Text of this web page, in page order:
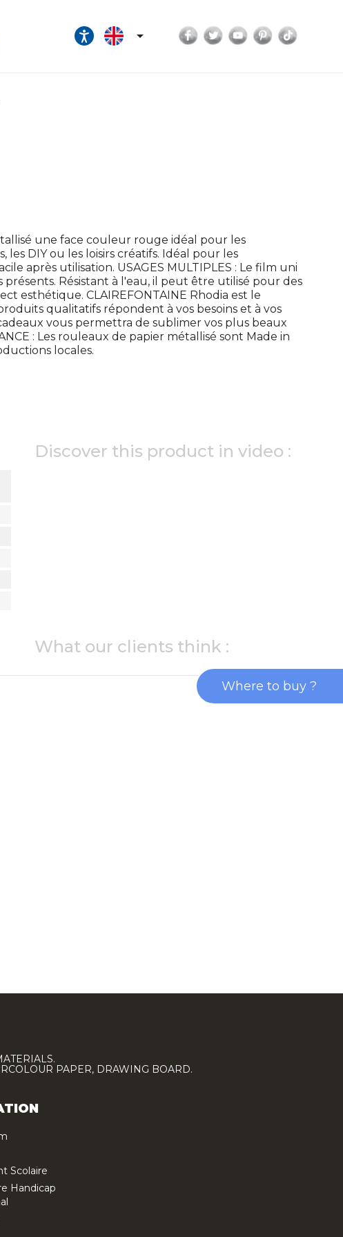
 Facebook
TwitterYouTubePinterest
une face couleur rouge idéal pour les
DIY ou les loisirs créatifs. Idéal pour les
après utilisation. USAGES MULTIPLES : Le film uni
Résistant à l'eau, il peut être utilisé pour des
esthétique. CLAIREFONTAINE Rhodia est le
qualitatifs répondent à vos besoins et à vos
vous permettra de sublimer vos plus beaux
: Les rouleaux de papier métallisé sont Made in
locales.
Discover this product in video :
What our clients think :
PAPER, DRAWING BOARD.
Scolaire
Handicap
Where to buy ?